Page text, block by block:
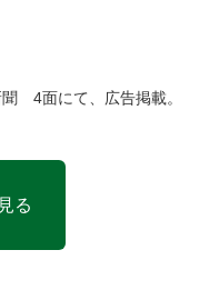
4面にて、広告掲載。
る